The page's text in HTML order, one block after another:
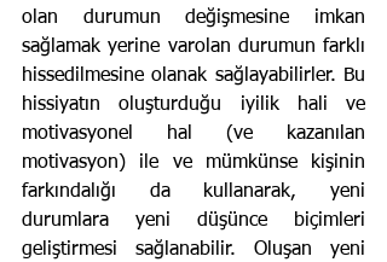
olan durumun değişmesine imkan
sağlamak yerine varolan durumun farklı
hissedilmesine olanak sağlayabilirler. Bu
hissiyatın oluşturduğu iyilik hali ve
motivasyonel hal (ve kazanılan
motivasyon) ile ve mümkünse kişinin
farkındalığı da kullanarak, yeni
durumlara yeni düşünce biçimleri
geliştirmesi sağlanabilir. Oluşan yeni